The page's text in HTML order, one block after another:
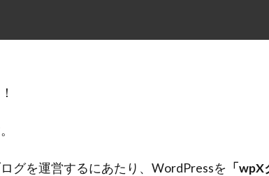
グを運営するにあたり、WordPressを 「wpX